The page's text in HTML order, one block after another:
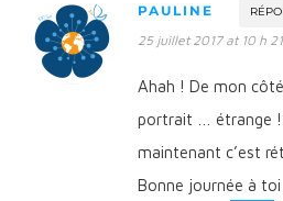
PAULINE
25 juillet 2017 at 10 h
Ahah ! De mon
portrait … étrange !
maintenant c’est
Bonne journée à toi